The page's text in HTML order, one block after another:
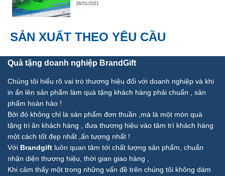
28/01/2021
SẢN XUẤT THEO YÊU CẦU
Quà tặng doanh nghiệp BrandGift
Chúng tôi hiểu rõ vai trò thương hiệu đối với doanh nghiệp và khi
in ấn lên sản phẩm làm quà tặng khách hàng phải chuẩn , sản
phẩm hoàn hảo !
Bởi đó không chỉ là sản phẩm đơn thuần ,mà là một món quà
tặng tri ân khách hàng , đưa thương hiệu vào tâm trí khách hàng
một cách tốt đẹp nhất ,ấn tượng nhất !
Với Brandgift luôn quan tâm tới chất lượng sản phẩm, chuẩn
nhận diện thương hiệu, thời gian giao hàng ,
Khi cảm thấy một trong những vấn đề trên chúng tôi không dám